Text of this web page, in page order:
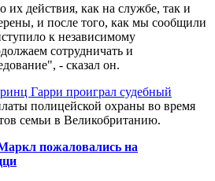
их действия, как на службе, так и
и после того, как мы сообщили
к независимому
сотрудничать и
- сказал он.
Гарри проиграл судебный
полицейской охраны во время
семьи в Великобританию.
пожаловались на